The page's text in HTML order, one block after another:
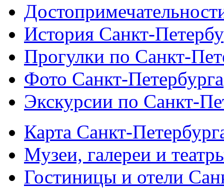
История Санкт-
Прогулки по Санкт-
Фото Санкт-Петербурга
Экскурсии по Санкт-
Карта Санкт-
Музеи, галереи и
Гостиницы и отели